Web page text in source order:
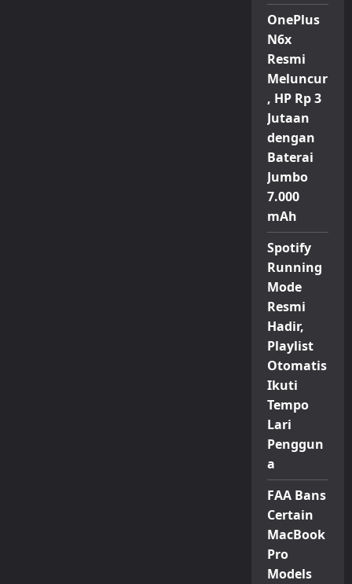
OnePlus
N6x
Resmi
Meluncur
, HP Rp 3
Jutaan
dengan
Baterai
Jumbo
7.000
mAh
Spotify
Running
Mode
Resmi
Hadir,
Playlist
Otomatis
Ikuti
Tempo
Lari
Penggun
a
FAA Bans
Certain
MacBook
Pro
Models